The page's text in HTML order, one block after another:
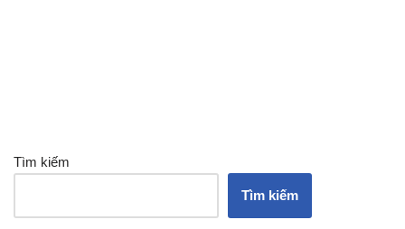
Tìm kiếm
Tìm kiếm